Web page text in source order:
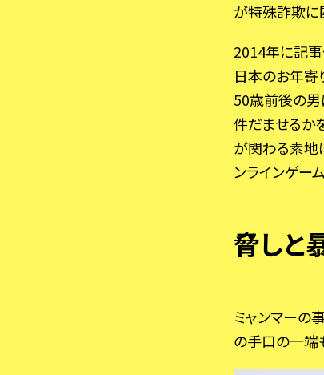
が特殊詐欺に
2014年に記事
日本のお年寄
50歳前後の男
件だませるか
が関わる素地
ンラインゲー
脅しと
ミャンマーの
の手口の一端